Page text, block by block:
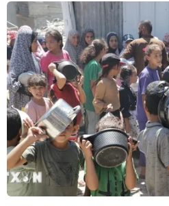
23/07/2026 08:48
Quảng Ninh xử lý nghiêm
nhũng nhiễu trong giải
đất đai
22/07/2026 11:11
Đà Nẵng hoàn thành tháo
2.000 dự án tồn đọng, khơi